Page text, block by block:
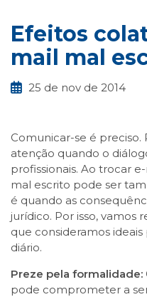
Efeitos
mail mal
25 de nov de 2014
Comunicar-se é preciso.
atenção quando o
profissionais. Ao trocar
mal escrito pode ser
é quando as
jurídico. Por isso, vamos
que consideramos
diário.
Preze pela formalidade:
pode comprometer a